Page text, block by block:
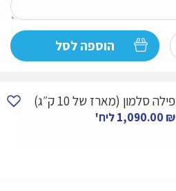
הוספה לסל
פילה סלמון (מארז של 10 ק״ג)
1,090.00 ₪ ליח'